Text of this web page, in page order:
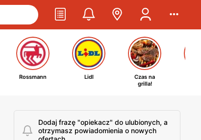
Rossmann Lidl
Czas na
grilla!
Dodaj frazę "opiekacz" do ulubionych, a
otrzymasz powiadomienia o nowych